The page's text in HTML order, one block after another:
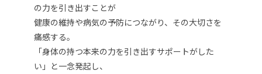
の力を引き出すことが
健康の維持や病気の予防につながり、その大切さを
痛感する。
「身体の持つ本来の力を引き出すサポートがした
い」と一念発起し、